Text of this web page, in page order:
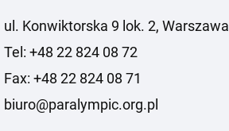
ul. Konwiktorska 9 lok. 2, Warszawa
Tel: +48 22 824 08 72
Fax: +48 22 824 08 71
biuro@paralympic.org.pl